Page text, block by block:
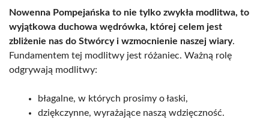
Nowenna Pompejańska to nie tylko zwykła modlitwa, to
wyjątkowa duchowa wędrówka, której celem jest
zbliżenie nas do Stwórcy i wzmocnienie naszej wiary.
Fundamentem tej modlitwy jest różaniec. Ważną rolę
odgrywają modlitwy:
błagalne, w których prosimy o łaski,
dziękczynne, wyrażające naszą wdzięczność.